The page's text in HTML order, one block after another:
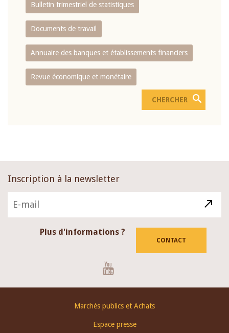
Bulletin trimestriel de statistiques
Documents de travail
Annuaire des banques et établissements financiers
Revue économique et monétaire
Inscription à la newsletter
Plus d'informations ?
CONTACT
Marchés publics et Achats
Espace presse